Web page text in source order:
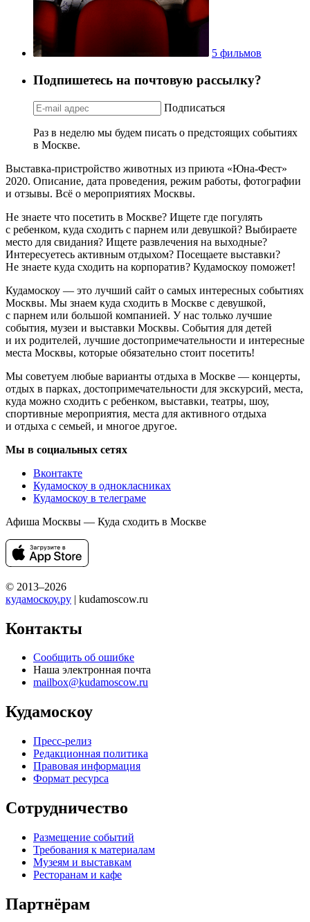
5 фильмов
Подпишетесь на почтовую рассылку?
Подписаться
Раз в неделю мы будем писать о предстоящих событиях
в Москве.
Выставка-пристройство животных из приюта «Юна-Фест»
2020. Описание, дата проведения, режим работы, фотографии
и отзывы. Всё о мероприятиях Москвы.
Не знаете что посетить в Москве? Ищете где погулять
с ребенком, куда сходить с парнем или девушкой? Выбираете
место для свидания? Ищете развлечения на выходные?
Интересуетесь активным отдыхом? Посещаете выставки?
Не знаете куда сходить на корпоратив? Кудамоскоу поможет!
Кудамоскоу — это лучший сайт о самых интересных событиях
Москвы. Мы знаем куда сходить в Москве с девушкой,
с парнем или большой компанией. У нас только лучшие
события, музеи и выставки Москвы. События для детей
и их родителей, лучшие достопримечательности и интересные
места Москвы, которые обязательно стоит посетить!
Мы советуем любые варианты отдыха в Москве — концерты,
отдых в парках, достопримечательности для экскурсий, места,
куда можно сходить с ребенком, выставки, театры, шоу,
спортивные мероприятия, места для активного отдыха
и отдыха с семьей, и многое другое.
Мы в социальных сетях
Вконтакте
Кудамоскоу в однокласниках
Кудамоскоу в телеграме
Афиша Москвы — Куда сходить в Москве
© 2013–2026
кудамоскоу.ру | kudamoscow.ru
Контакты
Сообщить об ошибке
Наша электронная почта
mailbox@kudamoscow.ru
Кудамоскоу
Пресс-релиз
Редакционная политика
Правовая информация
Формат ресурса
Сотрудничество
Размещение событий
Требования к материалам
Музеям и выставкам
Ресторанам и кафе
Партнёрам